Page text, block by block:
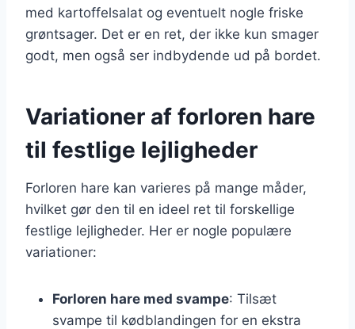
med kartoffelsalat og eventuelt nogle friske
grøntsager. Det er en ret, der ikke kun smager
godt, men også ser indbydende ud på bordet.
Variationer af forloren hare
til festlige lejligheder
Forloren hare kan varieres på mange måder,
hvilket gør den til en ideel ret til forskellige
festlige lejligheder. Her er nogle populære
variationer:
Forloren hare med svampe: Tilsæt
svampe til kødblandingen for en ekstra